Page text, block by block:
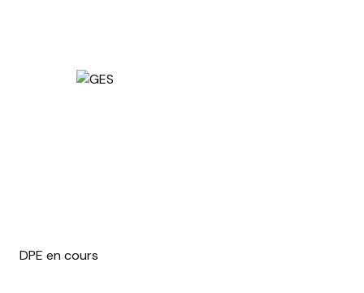
Géorisques : www.georisques.gouv.fr.
DPE en cours